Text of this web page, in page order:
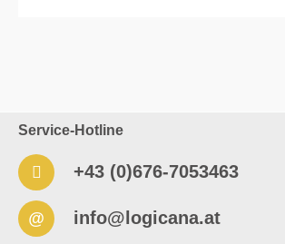
Service-Hotline
+43 (0)676-7053463
@ info@logicana.at